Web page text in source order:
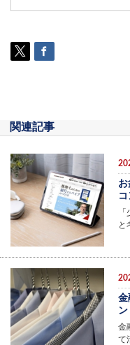
関連記事
お
と
金
ン
金
て